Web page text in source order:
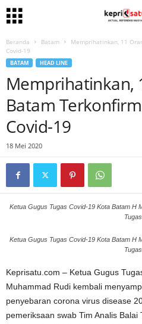
Beranda Batam
Memprihatinkan, 11
Covid-19
BATAM HEAD LINE
Memprihatinkan,
Batam
Covid-19
18 Mei 2020
Ketua Gugus Tugas Covid-19 Kota Batam H
Ketua Gugus Tugas Covid-19 Kota Batam H
Keprisatu.com – Ketua Gugus
Muhammad Rudi kembali
penyebaran corona virus disease
pemeriksaan swab Tim Analis Balai